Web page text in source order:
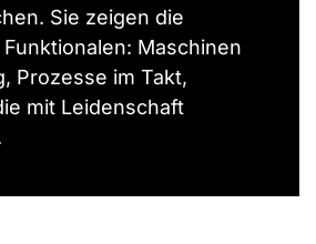
Sie zeigen die
Maschinen
Prozesse im Takt,
mit Leidenschaft